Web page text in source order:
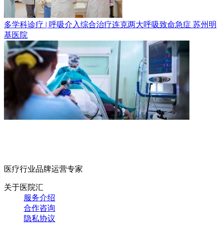
多学科诊疗 | 呼吸介入综合治疗连克两大呼吸致命急症 苏州明
基医院
医疗行业品牌运营专家
关于医院汇
服务介绍
合作咨询
隐私协议